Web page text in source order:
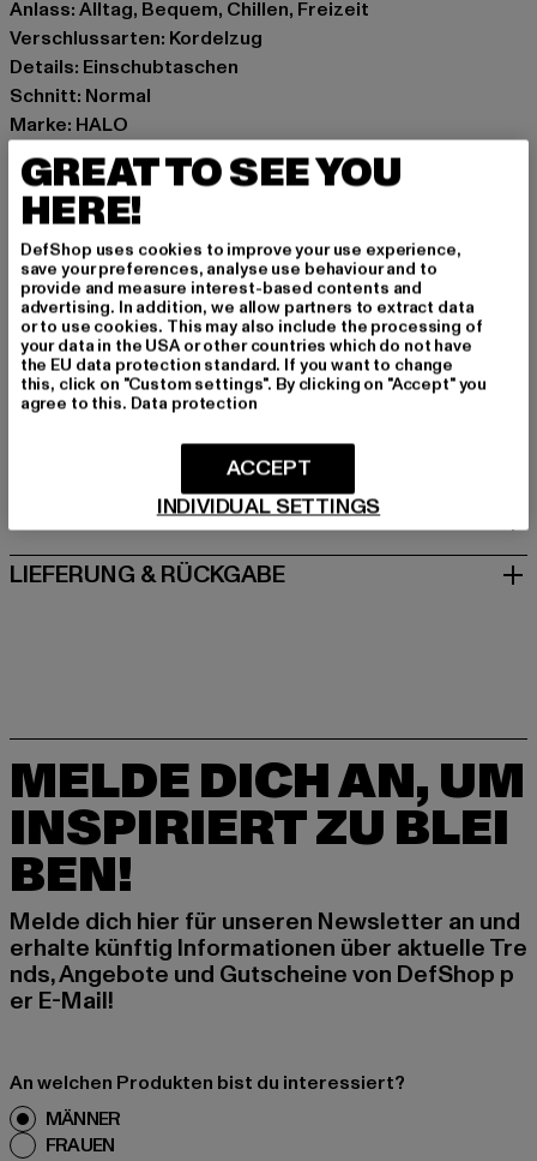
Anlass: Alltag, Bequem, Chillen, Freizeit
Verschlussarten: Kordelzug
Details: Einschubtaschen
Schnitt: Normal
Marke: HALO
Kat.: Trousers - Sweat
Farbe: schwarz
Hersteller Farbe: black
Materialzusammensetzung: 85% Polyamid, 15% Elasthan
Art.Nr: 230423-00007
Hersteller: HUMMEL CENOZOIC APS |
info@newlinehalo.com
Balticagade 20 | 8000 Aarhus C | DK
GRÖSSE & PASSFORM
PFLEGEHINWEISE
LIEFERUNG & RÜCKGABE
MELDE DICH AN, UM
INSPIRIERT ZU BLEI
BEN!
Melde dich hier für unseren Newsletter an und
erhalte künftig Informationen über aktuelle Tre
nds, Angebote und Gutscheine von DefShop p
er E-Mail!
An welchen Produkten bist du interessiert?
MÄNNER
FRAUEN
GREAT TO SEE YOU
HERE!
DefShop uses cookies to improve your use experience,
save your preferences, analyse use behaviour and to
provide and measure interest-based contents and
advertising. In addition, we allow partners to extract data
or to use cookies. This may also include the processing of
your data in the USA or other countries which do not have
the EU data protection standard. If you want to change
this, click on "Custom settings". By clicking on "Accept" you
agree to this. Data protection
INDIVIDUAL SETTINGS
ACCEPT